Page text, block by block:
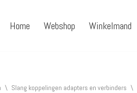
Home Webshop Winkelmand
\ Slang koppelingen adapters en verbinders \